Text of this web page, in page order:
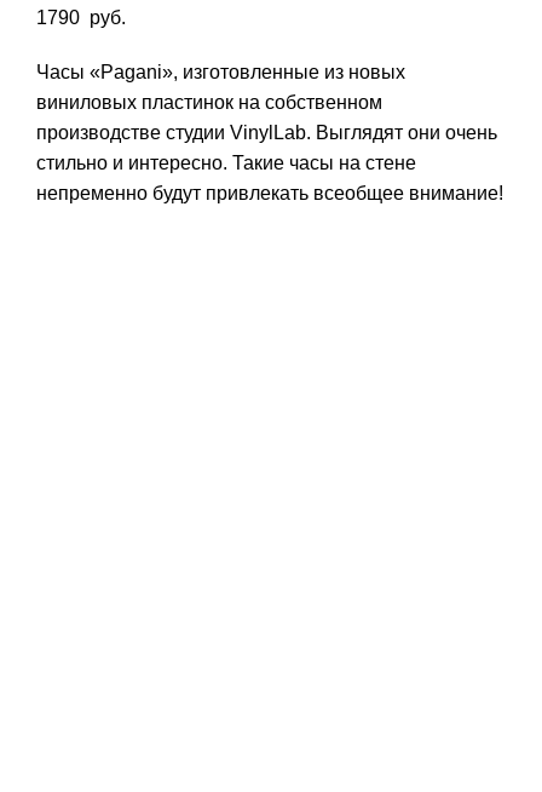
1790 руб.
Часы «Pagani», изготовленные из новых
виниловых пластинок на собственном
производстве студии VinylLab. Выглядят они очень
стильно и интересно. Такие часы на стене
непременно будут привлекать всеобщее внимание!